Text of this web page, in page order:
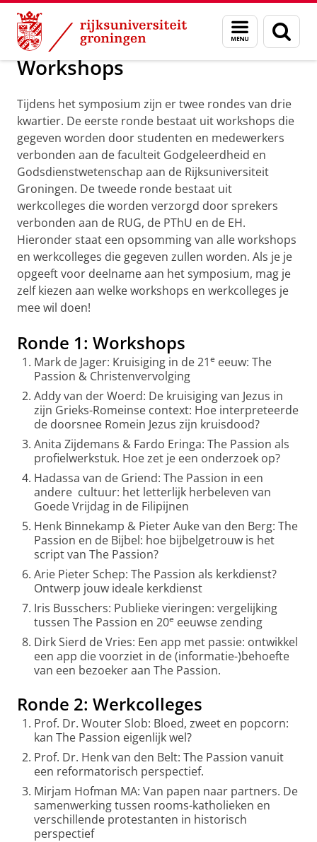
Skip
Content
Skip
Navigation
Menu
en
zoeken
The Passion
Workshops
Tijdens het symposium zijn er twee rondes van drie
kwartier. De eerste ronde bestaat uit workshops die
gegeven worden door studenten en medewerkers
verbonden aan de faculteit Godgeleerdheid en
Godsdienstwetenschap aan de Rijksuniversiteit
Groningen. De tweede ronde bestaat uit
werkcolleges die worden verzorgd door sprekers
verbonden aan de RUG, de PThU en de EH.
Hieronder staat een opsomming van alle workshops
en werkcolleges die gegeven zullen worden. Als je je
opgeeft voor deelname aan het symposium, mag je
zelf kiezen aan welke workshops en werkcolleges je
mee wil doen!
Ronde 1: Workshops
Mark de Jager: Kruisiging in de 21e eeuw: The
Passion & Christenvervolging
Addy van der Woerd: De kruisiging van Jezus in
zijn Grieks-Romeinse context: Hoe interpreteerde
de doorsnee Romein Jezus zijn kruisdood?
Anita Zijdemans & Fardo Eringa: The Passion als
profielwerkstuk. Hoe zet je een onderzoek op?
Hadassa van de Griend: The Passion in een
andere cultuur: het letterlijk herbeleven van
Goede Vrijdag in de Filipijnen
Henk Binnekamp & Pieter Auke van den Berg: The
Passion en de Bijbel: hoe bijbelgetrouw is het
script van The Passion?
Arie Pieter Schep: The Passion als kerkdienst?
Ontwerp jouw ideale kerkdienst
Iris Busschers: Publieke vieringen: vergelijking
tussen The Passion en 20e eeuwse zending
Dirk Sierd de Vries: Een app met passie: ontwikkel
een app die voorziet in de (informatie-)behoefte
van een bezoeker aan The Passion.
Ronde 2: Werkcolleges
Prof. Dr. Wouter Slob: Bloed, zweet en popcorn:
kan The Passion eigenlijk wel?
Prof. Dr. Henk van den Belt: The Passion vanuit
een reformatorisch perspectief.
Mirjam Hofman MA: Van papen naar partners. De
samenwerking tussen rooms-katholieken en
verschillende protestanten in historisch
perspectief